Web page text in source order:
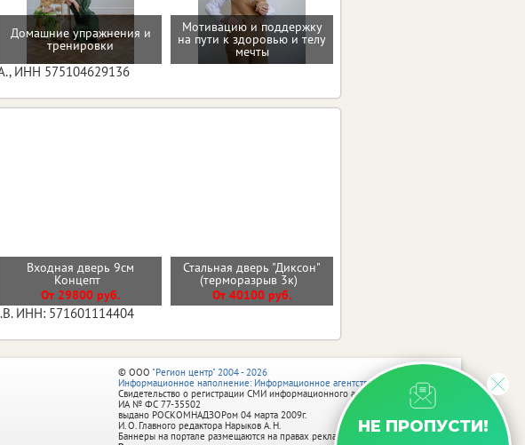
Домашние упражнения и
тренировки
Мотивацию и поддержку
на пути к здоровью и телу
мечты
ИНН 575104629136
Входная дверь 9см
Концепт
От 29800 руб.
Стальная дверь "Диксон"
(терморазрыв 3к)
От 40100 руб.
ИНН: 571601114404
НЕ ПРОПУСТИ!
© ООО "Регион центр" 2004 - 2026
Информационное наполнение: Информационное агентство vRossii.ru
Свидетельство о регистрации СМИ информационного агентства vRossii.ru
ИА № ФС 77‑35502
выдано РОСКОМНАДЗОРом 04 марта 2009г.
И. О. Главного редактора Нарыков А. Н.
Баннеры на портале размещаются на правах рекламы.